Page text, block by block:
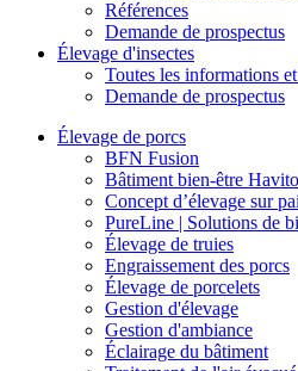
Références
Demande de prospectus
Élevage d'insectes
Toutes les informations
Demande de prospectus
Élevage de porcs
BFN Fusion
Bâtiment bien-être Havito
Concept d’élevage sur
PureLine | Solutions de
Élevage de truies
Engraissement des porcs
Élevage de porcelets
Gestion d'élevage
Gestion d'ambiance
Éclairage du bâtiment